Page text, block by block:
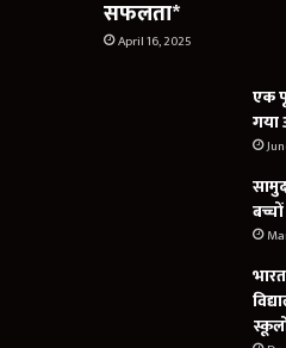
सफलता*
April 16, 2025
एक
गया